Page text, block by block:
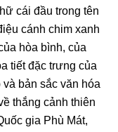
cái đầu trong tên
cánh chim xanh
hòa bình, của
tiết đặc trưng của
bản sắc văn hóa
thắng cảnh thiên
gia Phù Mát,